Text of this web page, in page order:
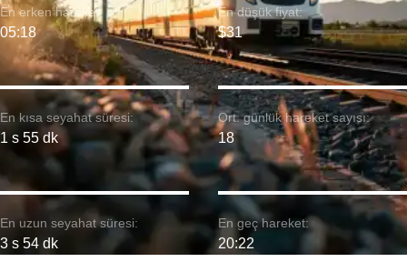
En kısa seyahat süresi:
1 s 55 dk
En erken hareket:
05:18
En uzun seyahat süresi:
3 s 54 dk
En düşük fiyat:
$31
Ort. günlük hareket sayısı:
18
En geç hareket:
20:22